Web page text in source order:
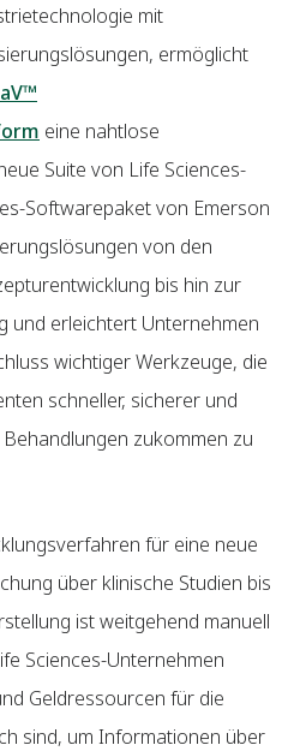
mit
ermöglicht
eine nahtlose
Suite von Life Sciences-
Softwarepaket von Emerson
von den
bis hin zur
und erleichtert Unternehmen
wichtiger Werkzeuge, die
schneller, sicherer und
zukommen zu
für eine neue
über klinische Studien bis
ist weitgehend manuell
Sciences-Unternehmen
Geldressourcen für die
sind, um Informationen über